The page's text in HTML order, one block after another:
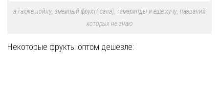
а также нойну, змеиный фрукт( сала), тамаринды и еще кучу, названий
которых не знаю
Некоторые фрукты оптом дешевле: